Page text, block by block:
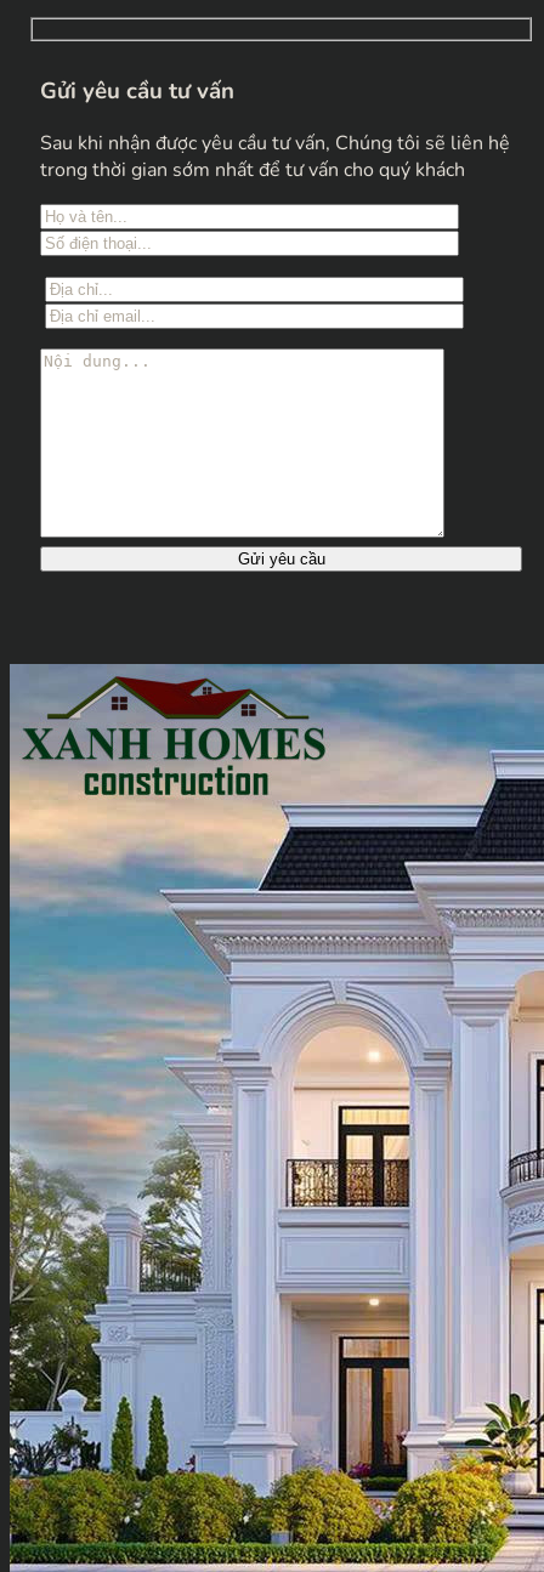
Gửi yêu cầu tư vấn
Sau khi nhận được yêu cầu tư vấn, Chúng tôi sẽ liên hệ
trong thời gian sớm nhất để tư vấn cho quý khách